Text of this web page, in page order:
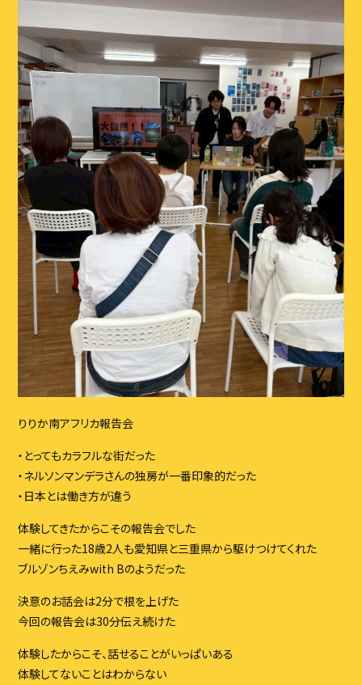
イベント
スタッフ
アクセス・会社概要
お問い合わせ
CONTACT
お問い合わせはこちら
りりか南アフリカ報告会
・とってもカラフルな街だった
・ネルソンマンデラさんの独房が一番印象的だった
・日本とは働き方が違う
体験してきたからこその報告会でした
一緒に行った18歳2人も愛知県と三重県から駆けつけてくれた
ブルゾンちえみwith Bのようだった
決意のお話会は2分で根を上げた
今回の報告会は30分伝え続けた
体験したからこそ、話せることがいっぱいある
体験してないことはわからない